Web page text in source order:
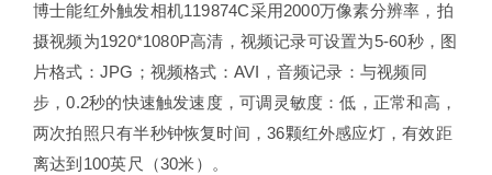
博士能红外触发相机119874C采用2000万像素分辨率，拍
摄视频为1920*1080P高清，视频记录可设置为5-60秒，图
片格式：JPG；视频格式：AVI，音频记录：与视频同
步，0.2秒的快速触发速度，可调灵敏度：低，正常和高，
两次拍照只有半秒钟恢复时间，36颗红外感应灯，有效距
离达到100英尺（30米）。